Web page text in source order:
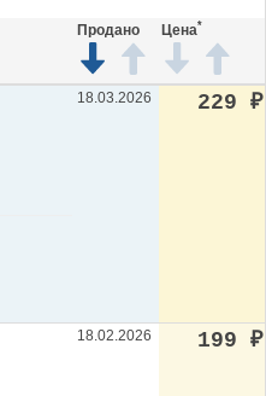
Продано Цена*
18.03.2026 229 ₽
18.02.2026 199 ₽